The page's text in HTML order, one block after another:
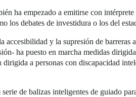
ha empezado a emitirse con
los debates de investidura o los del
y la supresión de barreras
ha puesto en marcha medidas
a personas con discapacidad
de balizas inteligentes de guiado